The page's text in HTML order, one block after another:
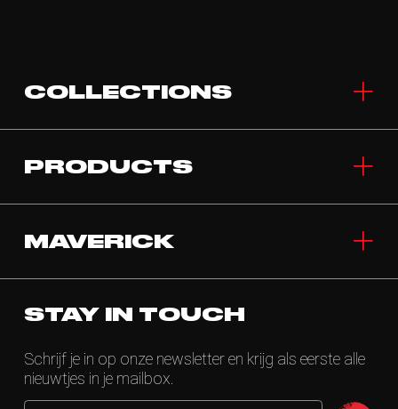
COLLECTIONS
PRODUCTS
MAVERICK
STAY IN TOUCH
Schrijf je in op onze newsletter en krijg als eerste alle
nieuwtjes in je mailbox.